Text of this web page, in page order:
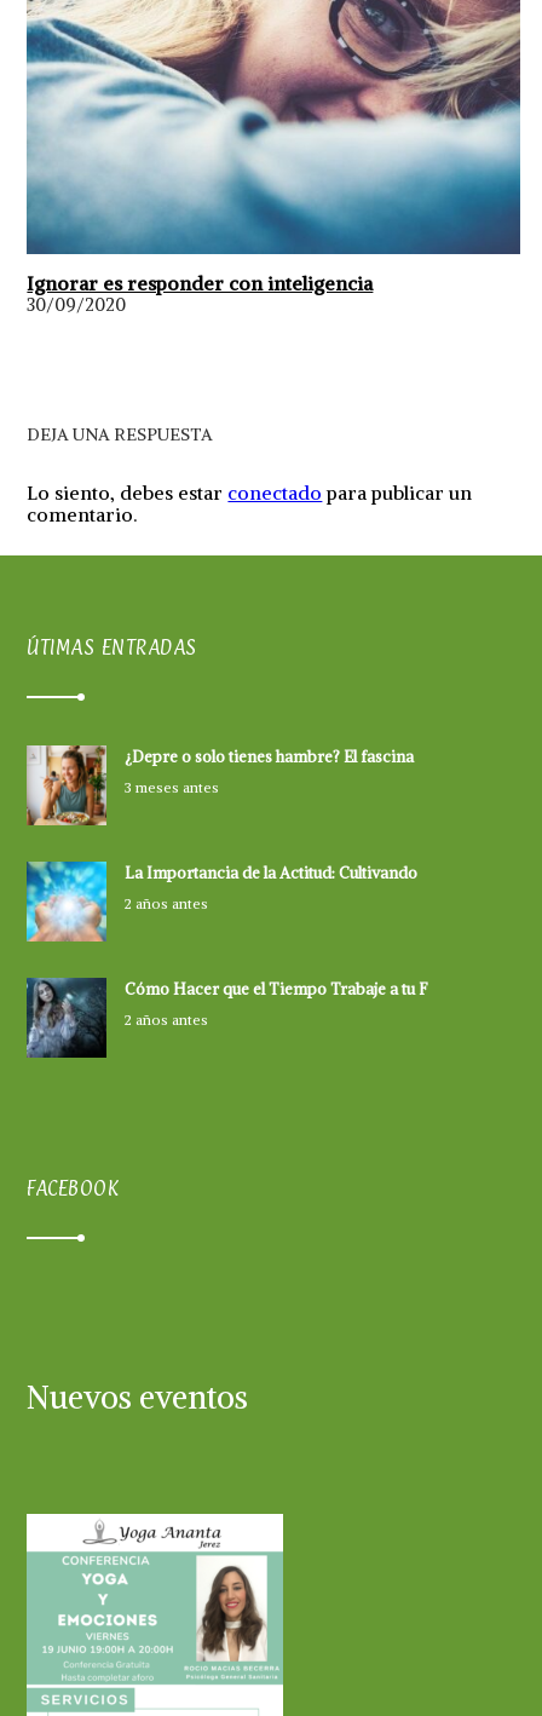
Ignorar es responder con inteligencia
30/09/2020
DEJA UNA RESPUESTA
Lo siento, debes estar conectado para publicar un
comentario.
ÚTIMAS ENTRADAS
¿Depre o solo tienes hambre? El fascina
3 meses antes
La Importancia de la Actitud: Cultivando
2 años antes
Cómo Hacer que el Tiempo Trabaje a tu F
2 años antes
FACEBOOK
Nuevos eventos